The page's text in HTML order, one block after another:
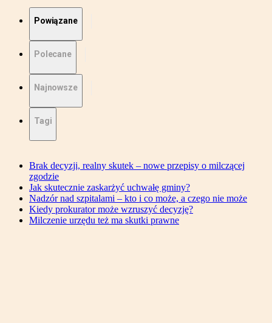
Powiązane
Polecane
Najnowsze
Tagi
Brak decyzji, realny skutek – nowe przepisy o milczącej
zgodzie
Jak skutecznie zaskarżyć uchwałę gminy?
Nadzór nad szpitalami – kto i co może, a czego nie może
Kiedy prokurator może wzruszyć decyzję?
Milczenie urzędu też ma skutki prawne